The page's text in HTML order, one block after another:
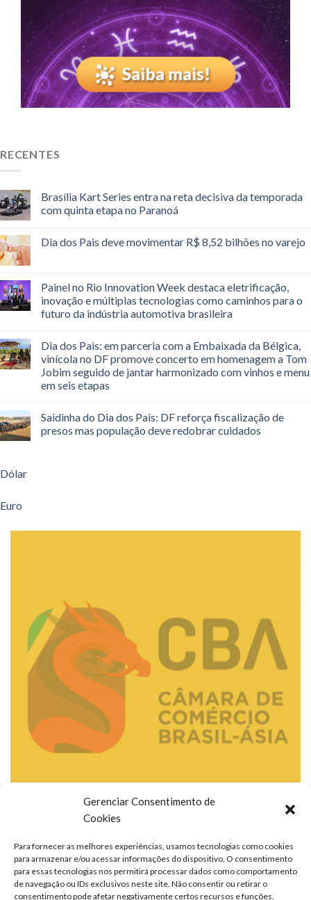
Gerenciar Consentimento de
Cookies
Para fornecer as melhores experiências, usamos tecnologias como cookies
para armazenar e/ou acessar informações do dispositivo. O consentimento
para essas tecnologias nos permitirá processar dados como comportamento
de navegação ou IDs exclusivos neste site. Não consentir ou retirar o
consentimento pode afetar negativamente certos recursos e funções.
RECENTES
Brasília Kart Series entra na reta decisiva da temporada
com quinta etapa no Paranoá
Dia dos Pais deve movimentar R$ 8,52 bilhões no varejo
Painel no Rio Innovation Week destaca eletrificação,
inovação e múltiplas tecnologias como caminhos para o
futuro da indústria automotiva brasileira
Dia dos Pais: em parceria com a Embaixada da Bélgica,
vinícola no DF promove concerto em homenagem a Tom
Jobim seguido de jantar harmonizado com vinhos e menu
em seis etapas
Saidinha do Dia dos Pais: DF reforça fiscalização de
presos mas população deve redobrar cuidados
Dólar
Euro